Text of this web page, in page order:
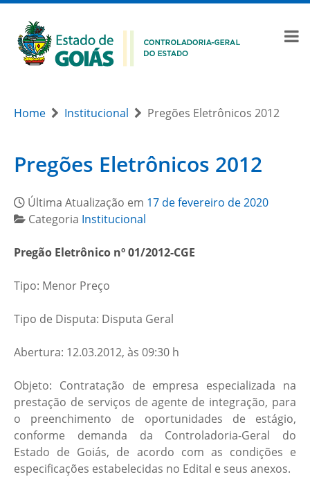
Home Institucional Pregões Eletrônicos 2012
Pregões Eletrônicos 2012
Última Atualização em 17 de fevereiro de 2020
Categoria Institucional
Pregão Eletrônico nº 01/2012-CGE
Tipo: Menor Preço
Tipo de Disputa: Disputa Geral
Abertura: 12.03.2012, às 09:30 h
Objeto: Contratação de empresa especializada na
prestação de serviços de agente de integração, para
o preenchimento de oportunidades de estágio,
conforme demanda da Controladoria-Geral do
Estado de Goiás, de acordo com as condições e
especificações estabelecidas no Edital e seus anexos.